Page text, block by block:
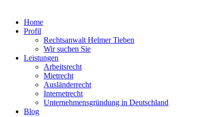
Home
Profil
Rechtsanwalt Helmer Tieben
Wir suchen Sie
Leistungen
Arbeitsrecht
Mietrecht
Ausländerrecht
Internetrecht
Unternehmensgründung in Deutschland
Blog